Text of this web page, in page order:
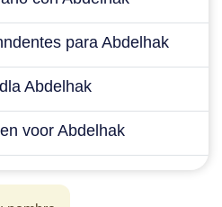
para Abdelhak
Abdelhak
voor Abdelhak